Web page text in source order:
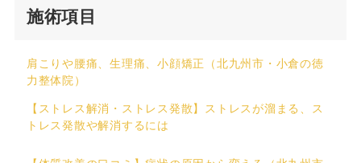
施術項目
肩こりや腰痛、生理痛、小顔矯正（北九州市・小倉の徳
力整体院）
【ストレス解消・ストレス発散】ストレスが溜まる、ス
トレス発散や解消するには